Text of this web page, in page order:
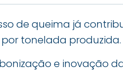
de queima já
por tonelada produzida.
e inovação